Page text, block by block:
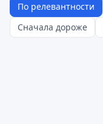
По релевантности
Сначала дороже